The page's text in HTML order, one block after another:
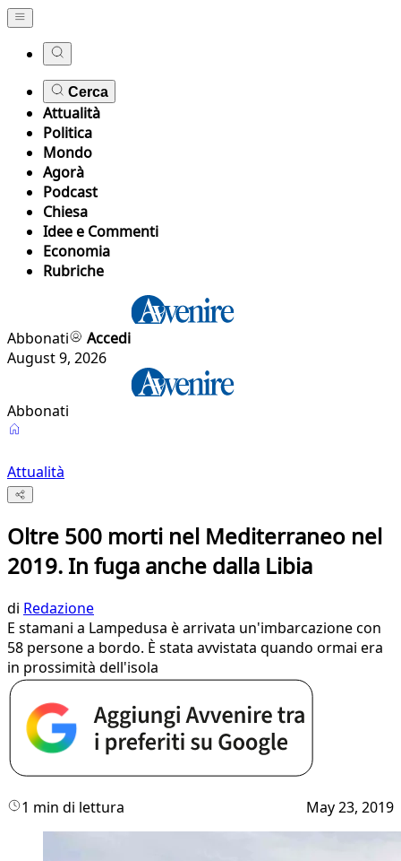
Cerca
Attualità
Politica
Mondo
Agorà
Podcast
Chiesa
Idee e Commenti
Economia
Rubriche
Abbonati
Accedi
August 9, 2026
Abbonati
Attualità
Oltre 500 morti nel Mediterraneo nel
2019. In fuga anche dalla Libia
di Redazione
E stamani a Lampedusa è arrivata un'imbarcazione con
58 persone a bordo. È stata avvistata quando ormai era
in prossimità dell'isola
1 min di lettura May 23, 2019